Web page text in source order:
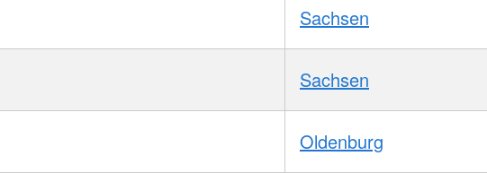
Sachsen
Sachsen
Oldenburg